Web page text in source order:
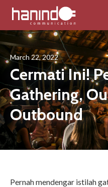
March 22, 2022
Cermati Ini!
Gathering,
Outbound
Pernah mendengar istilah